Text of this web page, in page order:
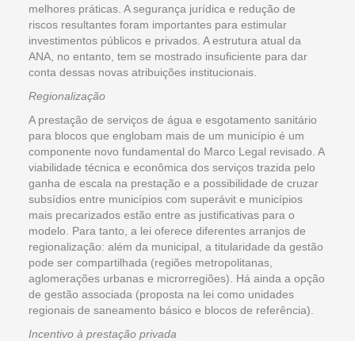
melhores práticas. A segurança jurídica e redução de
riscos resultantes foram importantes para estimular
investimentos públicos e privados. A estrutura atual da
ANA, no entanto, tem se mostrado insuficiente para dar
conta dessas novas atribuições institucionais.
Regionalização
A prestação de serviços de água e esgotamento sanitário
para blocos que englobam mais de um município é um
componente novo fundamental do Marco Legal revisado. A
viabilidade técnica e econômica dos serviços trazida pelo
ganha de escala na prestação e a possibilidade de cruzar
subsídios entre municípios com superávit e municípios
mais precarizados estão entre as justificativas para o
modelo. Para tanto, a lei oferece diferentes arranjos de
regionalização: além da municipal, a titularidade da gestão
pode ser compartilhada (regiões metropolitanas,
aglomerações urbanas e microrregiões). Há ainda a opção
de gestão associada (proposta na lei como unidades
regionais de saneamento básico e blocos de referência).
Incentivo à prestação privada